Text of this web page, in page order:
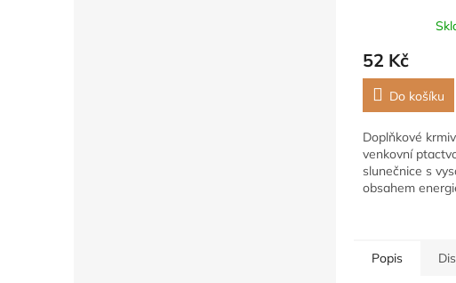
52 Kč
Do košíku
Doplňkové
venkovní
slunečnice s
obsahem
Popis